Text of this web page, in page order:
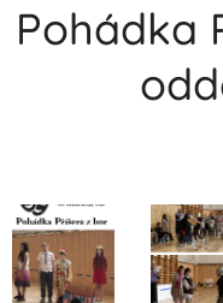
Pohádka